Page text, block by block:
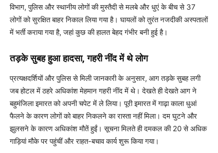
विभाग, पुलिस और स्थानीय लोगों की मुस्तैदी से मलबे और धुएं के बीच से 37
लोगों को सुरक्षित बाहर निकाल लिया गया है। घायलों को तुरंत नजदीकी अस्पतालों
में भर्ती कराया गया है, जहां कुछ की हालत बेहद गंभीर बनी हुई है।
तड़के सुबह हुआ हादसा, गहरी नींद में थे लोग
प्रत्यक्षदर्शियों और पुलिस से मिली जानकारी के अनुसार, आग तड़के सुबह लगी
जब होटल में ठहरे अधिकांश मेहमान गहरी नींद में थे। देखते ही देखते आग ने
बहुमंजिला इमारत को अपनी चपेट में ले लिया। पूरी इमारत में गाढ़ा काला धुआं
फैलने के कारण लोगों को बाहर निकलने का रास्ता नहीं मिला। दम घुटने और
झुलसने के कारण अधिकांश मौतें हुईं। सूचना मिलते ही दमकल की 20 से अधिक
गाड़ियां मौके पर पहुंचीं और राहत-बचाव कार्य शुरू किया गया।